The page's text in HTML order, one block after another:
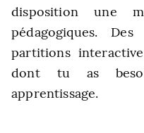
disposition une
pédagogiques.
partitions
dont tu as
apprentissage.